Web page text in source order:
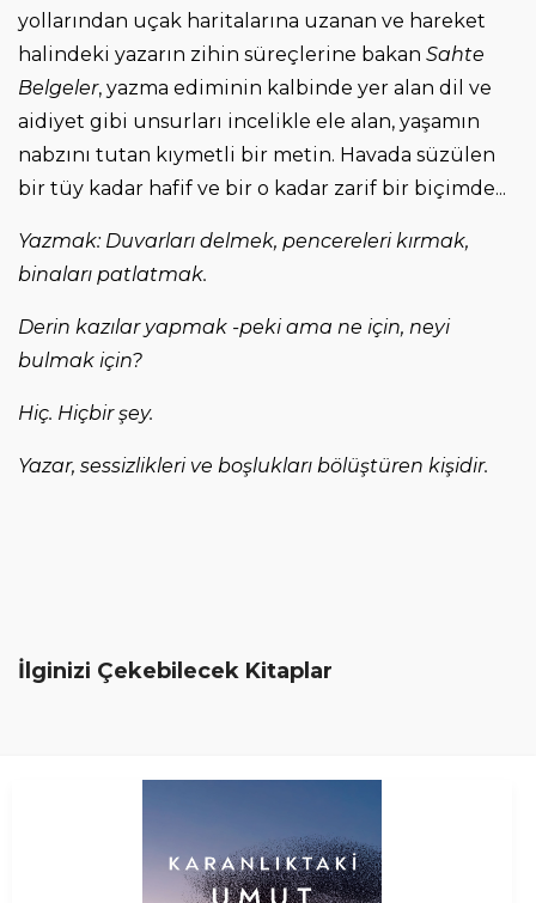
yollarından uçak haritalarına uzanan ve hareket
halindeki yazarın zihin süreçlerine bakan Sahte
Belgeler, yazma ediminin kalbinde yer alan dil ve
aidiyet gibi unsurları incelikle ele alan, yaşamın
nabzını tutan kıymetli bir metin. Havada süzülen
bir tüy kadar hafif ve bir o kadar zarif bir biçimde...
Yazmak: Duvarları delmek, pencereleri kırmak,
binaları patlatmak.
Derin kazılar yapmak -peki ama ne için, neyi
bulmak için?
Hiç. Hiçbir şey.
Yazar, sessizlikleri ve boşlukları bölüştüren kişidir.
İlginizi Çekebilecek Kitaplar